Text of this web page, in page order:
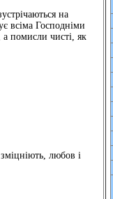
на
всіма Господніми
помисли чисті, як
любов і